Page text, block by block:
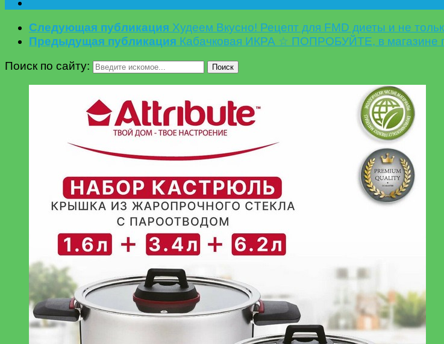
Следующая публикация Худеем Вкусно! Рецепт для FMD диеты и не
Предыдущая публикация Кабачковая ИКРА ☆ ПОПРОБУЙТЕ, в магазине
Поиск по сайту:
Поиск